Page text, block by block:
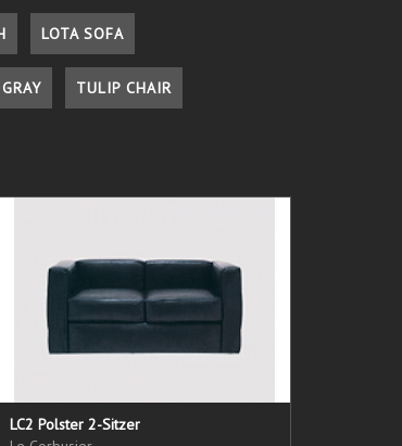
LOTA SOFA
TULIP CHAIR
LC2 Polster 2-Sitzer